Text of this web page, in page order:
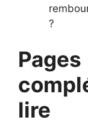
?
Pages
lire